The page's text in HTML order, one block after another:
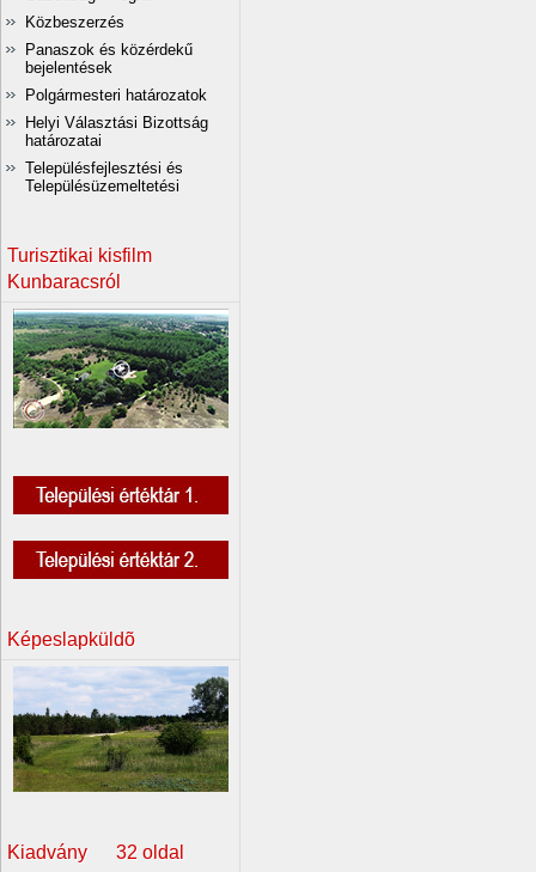
Közbeszerzés
Panaszok és közérdekű
bejelentések
Polgármesteri határozatok
Helyi Választási Bizottság
határozatai
Településfejlesztési és
Településüzemeltetési
Turisztikai kisfilm
Kunbaracsról
Képeslapküldõ
Kiadvány 32 oldal